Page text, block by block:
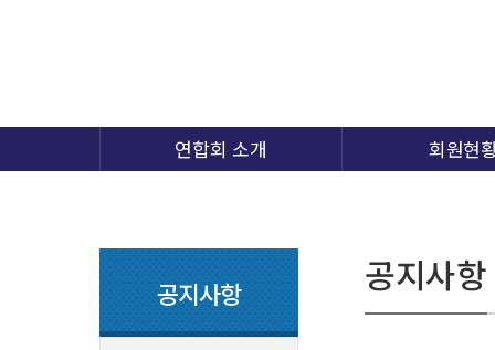
연합회 소개 회원현
공지사항 공지사항